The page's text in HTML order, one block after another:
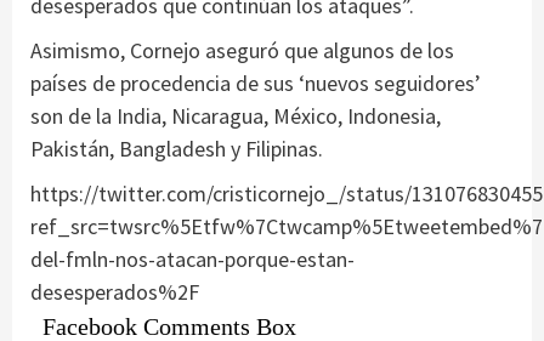
Asimismo, Cornejo aseguró que algunos de los
países de procedencia de sus ‘nuevos seguidores’
son de la India, Nicaragua, México, Indonesia,
Pakistán, Bangladesh y Filipinas.
https://twitter.com/cristicornejo_/status/
del-fmln-nos-atacan-porque-estan-
desesperados%2F
Facebook Comments Box